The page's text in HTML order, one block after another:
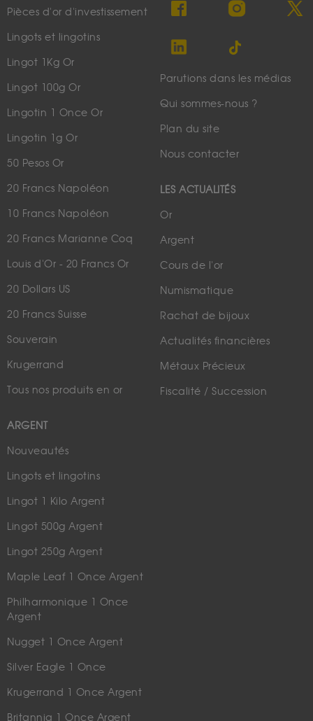
Pièces d'or d'investissement
Lingots et lingotins
Lingot 1Kg Or
Lingot 100g Or
Lingotin 1 Once Or
Lingotin 1g Or
50 Pesos Or
20 Francs Napoléon
10 Francs Napoléon
20 Francs Marianne Coq
Louis d'Or - 20 Francs Or
20 Dollars US
20 Francs Suisse
Souverain
Krugerrand
Tous nos produits en or
ARGENT
Nouveautés
Lingots et lingotins
Lingot 1 Kilo Argent
Lingot 500g Argent
Lingot 250g Argent
Maple Leaf 1 Once Argent
Philharmonique 1 Once
Argent
Nugget 1 Once Argent
Silver Eagle 1 Once
Krugerrand 1 Once Argent
Britannia 1 Once Argent
Parutions dans les médias
Qui sommes-nous ?
Plan du site
Nous contacter
LES ACTUALITÉS
Or
Argent
Cours de l'or
Numismatique
Rachat de bijoux
Actualités financières
Métaux Précieux
Fiscalité / Succession